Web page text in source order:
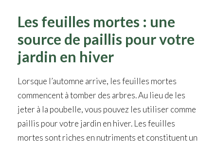
Les feuilles mortes : une
source de paillis pour votre
jardin en hiver
Lorsque l’automne arrive, les feuilles mortes
commencent à tomber des arbres. Au lieu de les
jeter à la poubelle, vous pouvez les utiliser comme
paillis pour votre jardin en hiver. Les feuilles
mortes sont riches en nutriments et constituent un